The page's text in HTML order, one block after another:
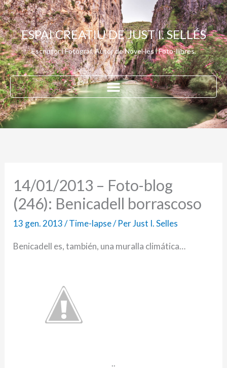
Vés
al
contingutESPAI CREATIU DE JUST I. SELLÉS
Escriptor i Fotògraf. Autor de Novel·les i Foto-llibres.
14/01/2013 – Foto-blog
(246): Benicadell borrascoso
13 gen. 2013/Time-lapse/ PerJust I. Selles
Benicadell es, también, una muralla climática…
..